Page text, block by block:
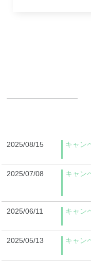
2025/08/15 キャン
2025/07/08 キャン
2025/06/11 キャン
2025/05/13 キャン